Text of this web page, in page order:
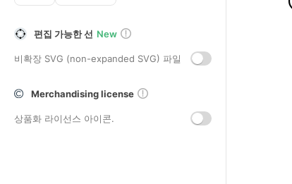
편집 가능한 선 New
비확장 SVG (non-expanded SVG) 파일
Merchandising license
상품화 라이선스 아이콘.